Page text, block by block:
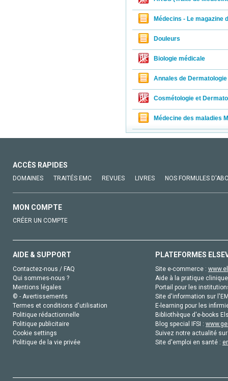
Médecins - Le magazine
Douleurs
Biologie médicale
Annales de
Cosmétologie et
Médecine des maladies
ACCÈS RAPIDES
DOMAINES TRAITÉS EMC REVUES LIVRES NOS FORMULES
MON COMPTE
CRÉER UN COMPTE
AIDE & SUPPORT
Contactez-nous / FAQ
Qui sommes-nous ?
Mentions légales
© - Avertissements
Termes et conditions d'utilisation
Politique rédactionnelle
Politique publicitaire
Cookie settings
Politique de la vie privée
PLATEFORMES
Site e-commerce :
Aide à la pratique
Portail pour les
Site d'information sur
E-learning pour les
Bibliothèque d'e-books
Blog special IFSI :
Suivez notre actualité
Site d'emploi en santé :